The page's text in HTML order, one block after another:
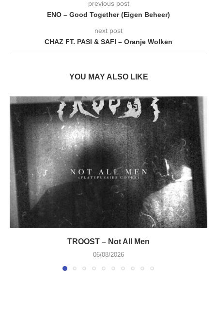
previous post
ENO – Good Together (Eigen Beheer)
next post
CHAZ FT. PASI & SAFI – Oranje Wolken
YOU MAY ALSO LIKE
TROOST – Not All Men
06/08/2026